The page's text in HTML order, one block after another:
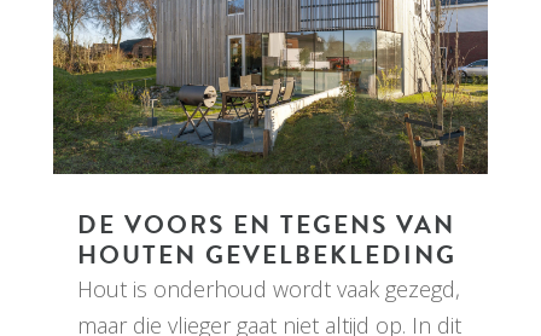
DE VOORS EN TEGENS VAN
HOUTEN GEVELBEKLEDING
Hout is onderhoud wordt vaak gezegd,
maar die vlieger gaat niet altijd op. In dit